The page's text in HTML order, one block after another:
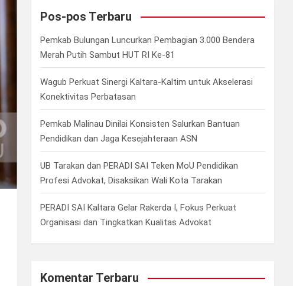
c
Pos-pos Terbaru
Pemkab Bulungan Luncurkan Pembagian 3.000 Bendera
Merah Putih Sambut HUT RI Ke-81
Wagub Perkuat Sinergi Kaltara-Kaltim untuk Akselerasi
Konektivitas Perbatasan
Pemkab Malinau Dinilai Konsisten Salurkan Bantuan
Pendidikan dan Jaga Kesejahteraan ASN
UB Tarakan dan PERADI SAI Teken MoU Pendidikan
Profesi Advokat, Disaksikan Wali Kota Tarakan
PERADI SAI Kaltara Gelar Rakerda I, Fokus Perkuat
Organisasi dan Tingkatkan Kualitas Advokat
Komentar Terbaru